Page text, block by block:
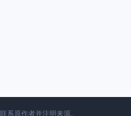
原作者并注明来源。